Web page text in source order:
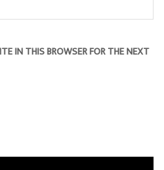
IN THIS BROWSER FOR THE NEXT